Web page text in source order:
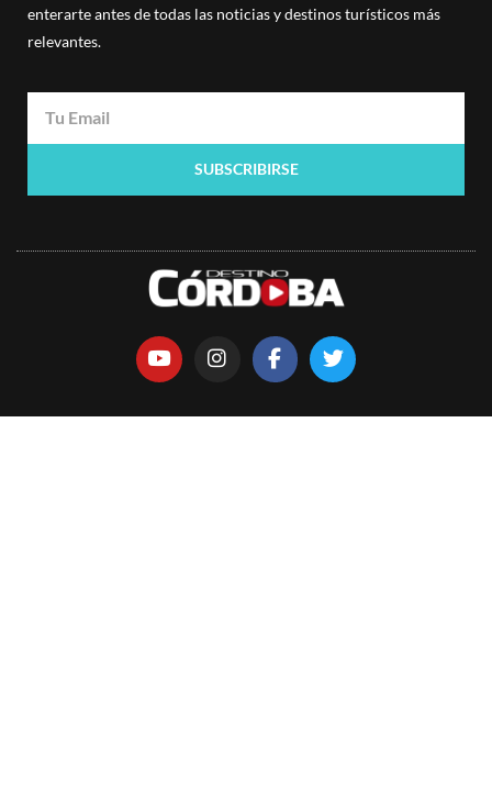
enterarte antes de todas las noticias y destinos turísticos más
relevantes.
SUBSCRIBIRSE